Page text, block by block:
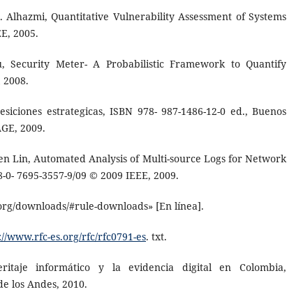
Alhazmi, Quantitative Vulnerability Assessment of Systems
2005.
Security Meter- A Probabilistic Framework to Quantify
estrategicas, ISBN 978- 987-1486-12-0 ed., Buenos
2009.
Lin, Automated Analysis of Multi-source Logs for Network
0- 7695-3557-9/09 © 2009 IEEE, 2009.
downloads/#rule-downloads» [En línea].
www.rfc-es.org/rfc/rfc0791-es. txt.
informático y la evidencia digital en Colombia,
los Andes, 2010.